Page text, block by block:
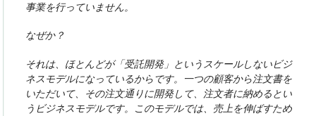
事業を行っていません。
なぜか？
それは、ほとんどが「受託開発」というスケールしないビジ
ネスモデルになっているからです。一つの顧客から注文書を
いただいて、その注文通りに開発して、注文者に納めるとい
うビジネスモデルです。このモデルでは、売上を伸ばすため